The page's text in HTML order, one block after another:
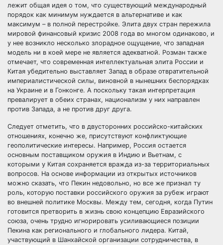
лежит общая идея о том, что существующий международный
порядок как минимум нуждается в альтернативе и как
максимум – в полной перестройке. Элита двух стран пережила
мировой финансовый кризис 2008 года во многом одинаково, и
у нее возникло несколько злорадное ощущение, что западная
модель ни в коей мере не является адекватной. Розман также
отмечает, что современная интеллектуальная элита России и
Китая убедительно выставляет Запад в образе отвратительной
империалистической силы, виновной в нынешних беспорядках
на Украине и в Гонконге. А поскольку такая интерпретация
превалирует в обеих странах, национализм у них направлен
против Запада, а не против друг друга.
Следует отметить, что в двусторонних российско-китайских
отношениях, конечно же, присутствуют конфликтующие
геополитические интересы. Например, Россия остается
основным поставщиком оружия в Индию и Вьетнам, с
которыми у Китая сохраняется вражда из-за территориальных
вопросов. На основе информации из открытых источников
можно сказать, что Пекин недовольно, но все же признал ту
роль, которую поставки российского оружия за рубеж играют
во внешней политике Москвы. Между тем, сегодня, когда Путин
готовится претворить в жизнь свою концепцию Евразийского
союза, очень трудно игнорировать усиливающиеся позиции
Пекина как регионального и глобального лидера. Китай,
участвующий в Шанхайской организации сотрудничества, в